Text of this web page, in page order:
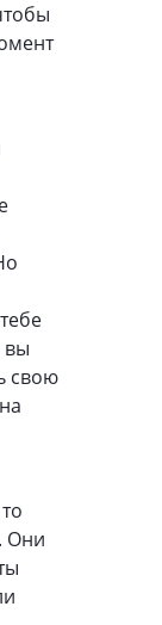
вы
свою
Они